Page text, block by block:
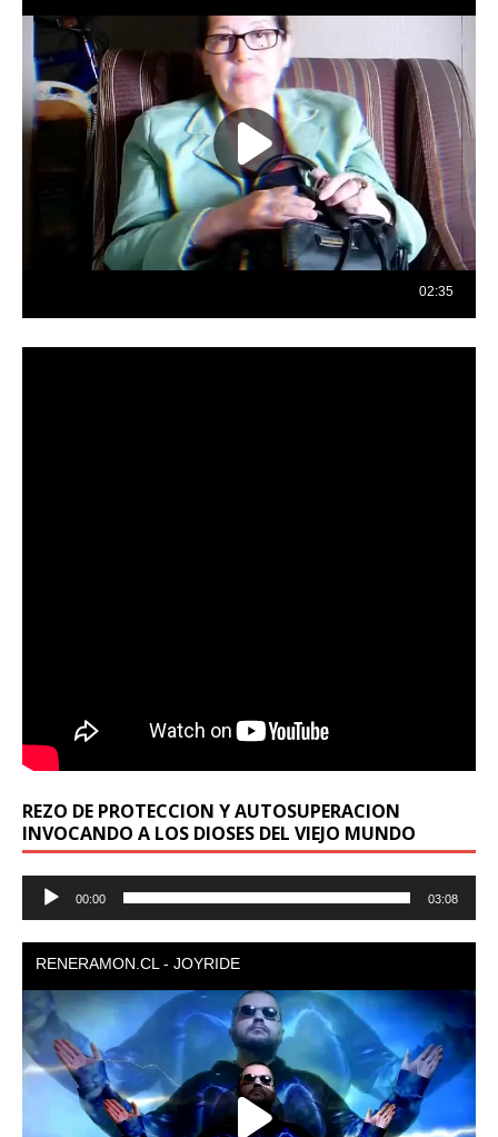
REZO DE PROTECCION Y AUTOSUPERACION
INVOCANDO A LOS DIOSES DEL VIEJO MUNDO
Reproductor
00:00 03:08